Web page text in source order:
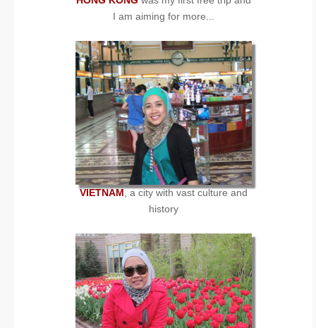
I am aiming for more...
VIETNAM, a city with vast culture and
history